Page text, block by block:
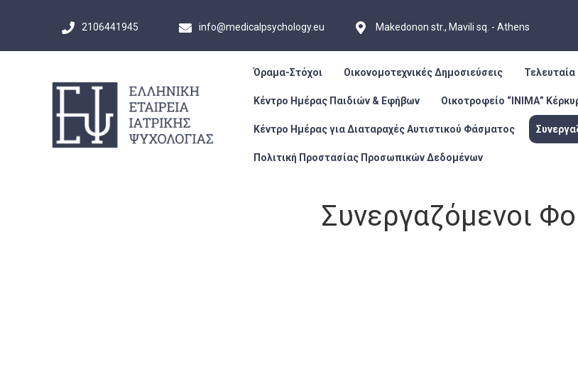
2106441945 info@medicalpsychology.eu Makedonon str., Mavili sq. - Athens
Όραμα-Στόχοι Οικονομοτεχνικές Δημοσιεύσεις
Κέντρο Ημέρας Παιδιών & Εφήβων Οικοτροφείο “ΙΝΙΜΑ”
Κέντρο Ημέρας για Διαταραχές Αυτιστικού Φάσματος
Πολιτική Προστασίας Προσωπικών Δεδομένων
Συνεργαζόμενοι